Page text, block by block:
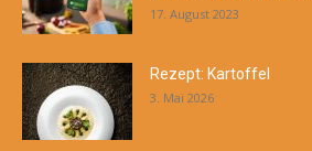
17. August 2023
Rezept: Kartoffel
3. Mai 2026